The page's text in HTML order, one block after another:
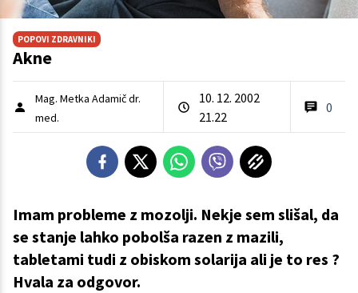
POPOVI ZDRAVNIKI
Akne
Mag. Metka Adamič dr.
med.
10. 12. 2002
21.22
0
Imam probleme z mozolji. Nekje sem slišal, da
se stanje lahko pobolša razen z mazili,
tabletami tudi z obiskom solarija ali je to res ?
Hvala za odgovor.